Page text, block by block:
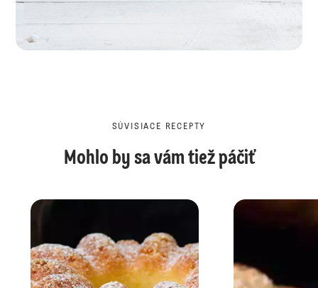
SÚVISIACE RECEPTY
Mohlo by sa vám tiež páčiť